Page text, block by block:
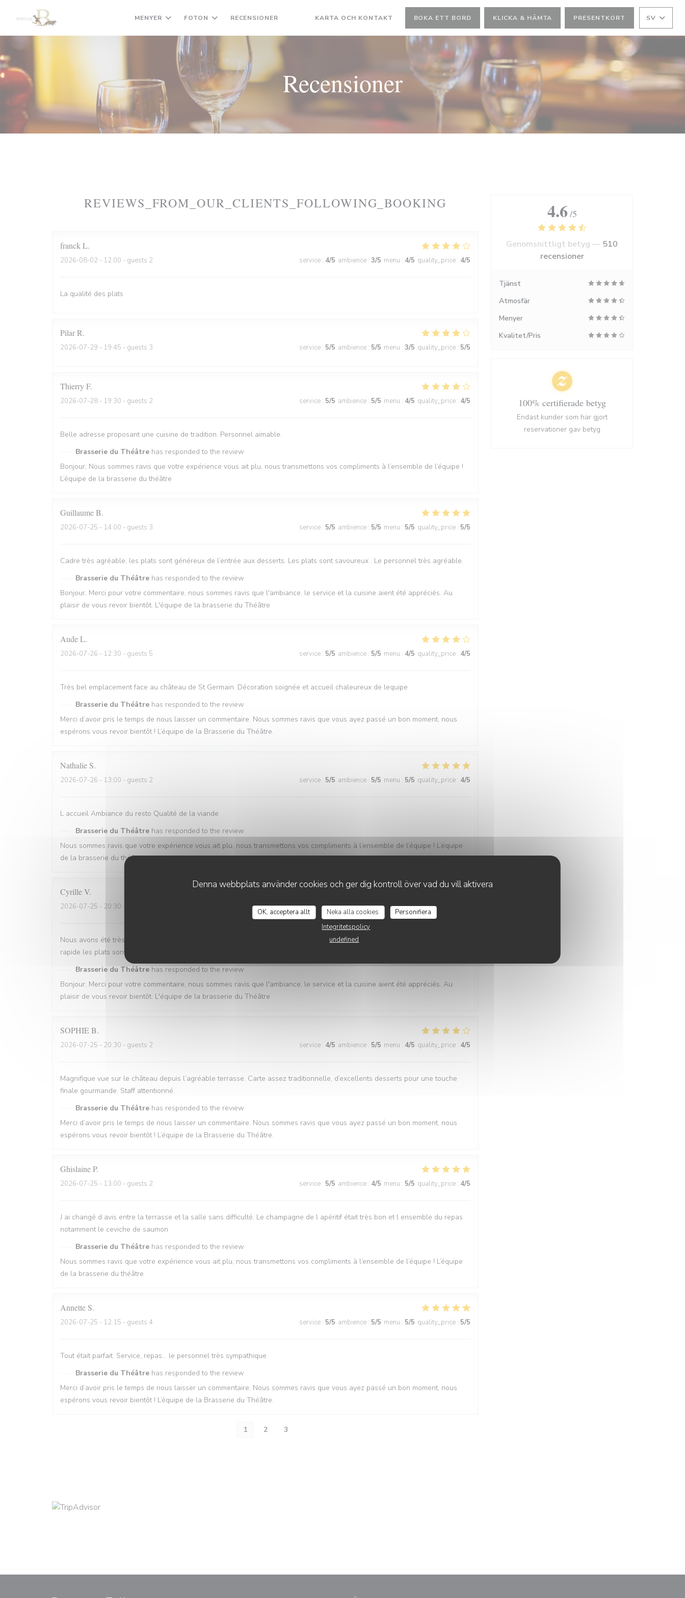
Denna webbplats använder cookies och ger dig kontroll över vad du vill aktivera
OK, acceptera allt Neka alla cookies
Personifiera
Integritetspolicy
undefined
MENYER FOTON RECENSIONER KARTA OCH KONTAKT BOKA ETT BORD KLICKA & HÄMTA PRESENTKORT SV
Recensioner
REVIEWS_FROM_OUR_CLIENTS_FOLLOWING_BOOKING
franck L
2026-08-02 - 12:00 - guests 2 service : 4/5 ambience : 3/5 menu : 4/5 quality_price : 4/5
La qualité des plats
PilarR
2026-07-29 - 19:45 - guests 3 service : 5/5 ambience : 5/5 menu : 3/5 quality_price : 5/5
ThierryF
2026-07-28 - 19:30 - guests 2 service : 5/5 ambience : 5/5 menu : 4/5 quality_price : 4/5
Belle adresse proposant une cuisine de tradition. Personnel aimable.
Brasserie du Théâtre has responded to the review
Bonjour, Nous sommes ravis que votre expérience vous ait plu, nous transmettons vos compliments à l’ensemble de l’équipe !
L’équipe de la brasserie du théâtre
GuillaumeB
2026-07-25 - 14:00 - guests 3 service : 5/5 ambience : 5/5 menu : 5/5 quality_price : 5/5
Cadre très agréable, les plats sont généreux de l’entrée aux desserts. Les plats sont savoureux . Le personnel très agréable.
Brasserie du Théâtre has responded to the review
Bonjour, Merci pour votre commentaire, nous sommes ravis que l'ambiance, le service et la cuisine aient été appréciés. Au
plaisir de vous revoir bientôt. L'équipe de la brasserie du Théâtre
AudeL
2026-07-26 - 12:30 - guests 5 service : 5/5 ambience : 5/5 menu : 4/5 quality_price : 4/5
Très bel emplacement face au château de St Germain. Décoration soignée et accueil chaleureux de lequipe
Brasserie du Théâtre has responded to the review
Merci d’avoir pris le temps de nous laisser un commentaire. Nous sommes ravis que vous ayez passé un bon moment, nous
espérons vous revoir bientôt ! L’équipe de la Brasserie du Théâtre.
Nathalie S
2026-07-26 - 13:00 - guests 2 service : 5/5 ambience : 5/5 menu : 5/5 quality_price : 4/5
L accueil Ambiance du resto Qualité de la viande
Brasserie du Théâtre has responded to the review
Nous sommes ravis que votre expérience vous ait plu, nous transmettons vos compliments à l’ensemble de l’équipe ! L’équipe
de la brasserie du théâtre
CyrilleV
2026-07-25 - 20:30 - guests 2 service :5/5 ambience:5/5 menu:5/5 quality_price
Nous avons été très bien reçu avec une table proche des baies vitrées comme demandé lors de la réservation un service
rapide les plats sont bons . Restaurant est propre et très bien organisé MERCI nous reviendrons
Brasserie du Théâtre has responded to the review
Bonjour, Merci pour votre commentaire, nous sommes ravis que l'ambiance, le service et la cuisine aient été appréciés. Au
plaisir de vous revoir bientôt. L'équipe de la brasserie du Théâtre
SOPHIEB
2026-07-25 - 20:30 - guests 2 service : 4/5 ambience : 5/5 menu : 4/5 quality_price : 4/5
Magnifique vue sur le château depuis l’agréable terrasse. Carte assez traditionnelle, d’excellents desserts pour une touche
finale gourmande. Staff attentionné.
Brasserie du Théâtre has responded to the review
Merci d’avoir pris le temps de nous laisser un commentaire. Nous sommes ravis que vous ayez passé un bon moment, nous
espérons vous revoir bientôt ! L’équipe de la Brasserie du Théâtre.
GhislaineP
2026-07-25 - 13:00 - guests 2 service : 5/5 ambience : 4/5 menu : 5/5 quality_price : 4/5
J ai changé d avis entre la terrasse et la salle sans difficulté. Le champagne de l apéritif était très bon et l ensemble du repas
notamment le ceviche de saumon
Brasserie du Théâtre has responded to the review
Nous sommes ravis que votre expérience vous ait plu, nous transmettons vos compliments à l’ensemble de l’équipe ! L’équipe
de la brasserie du théâtre
Annette S
2026-07-25 - 12:15 - guests 4 service : 5/5 ambience : 5/5 menu : 5/5 quality_price : 5/5
Tout était parfait. Service, repas… le personnel très sympathique
Brasserie du Théâtre has responded to the review
Merci d’avoir pris le temps de nous laisser un commentaire. Nous sommes ravis que vous ayez passé un bon moment, nous
espérons vous revoir bientôt ! L’équipe de la Brasserie du Théâtre.
1 2 3
4.6 /5
Genomsnittligt betyg — 510
recensioner
Tjänst
Atmosfär
Menyer
Kvalitet/Pris
100% certifierade betyg
Endast kunder som har gjort
reservationer gav betyg